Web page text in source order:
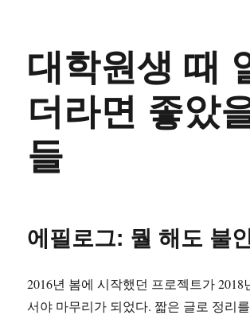
대학원생 때
더라면 좋았
들
에필로그: 뭘 해도 불
2016년 봄에 시작했던 프로젝트가 2018
서야 마무리가 되었다. 짧은 글로 정리